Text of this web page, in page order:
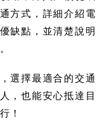
方式，詳細介紹電
缺點，並清楚說明
選擇最適合的交通
，也能安心抵達目
！